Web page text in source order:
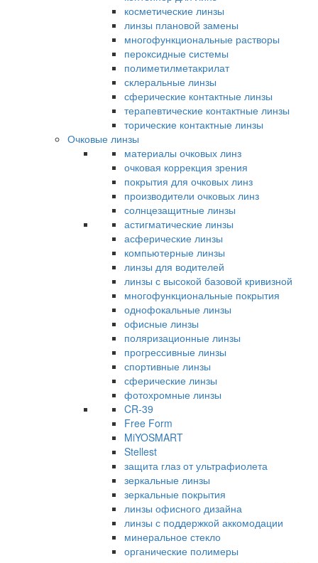
косметические линзы
линзы плановой замены
многофункциональные растворы
пероксидные системы
полиметилметакрилат
склеральные линзы
сферические контактные линзы
терапевтические контактные линзы
торические контактные линзы
Очковые линзы
материалы очковых линз
очковая коррекция зрения
покрытия для очковых линз
производители очковых линз
солнцезащитные линзы
астигматические линзы
асферические линзы
компьютерные линзы
линзы для водителей
линзы с высокой базовой кривизной
многофункциональные покрытия
однофокальные линзы
офисные линзы
поляризационные линзы
прогрессивные линзы
спортивные линзы
сферические линзы
фотохромные линзы
CR-39
Free Form
MiYOSMART
Stellest
защита глаз от ультрафиолета
зеркальные линзы
зеркальные покрытия
линзы офисного дизайна
линзы с поддержкой аккомодации
минеральное стекло
органические полимеры